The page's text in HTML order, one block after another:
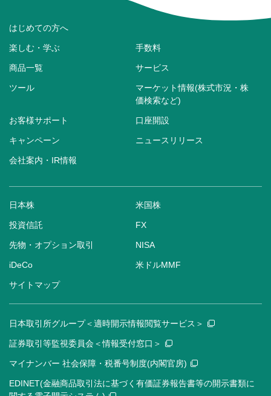
はじめての方へ
楽しむ・学ぶ 手数料
商品一覧 サービス
ツール
マーケット情報(株式市況・株
価検索など)
お客様サポート 口座開設
キャンペーン ニュースリリース
会社案内・IR情報
日本株 米国株
投資信託 FX
先物・オプション取引 NISA
iDeCo 米ドルMMF
サイトマップ
日本取引所グループ＜適時開示情報閲覧サービス＞
証券取引等監視委員会＜情報受付窓口＞
マイナンバー 社会保障・税番号制度(内閣官房)
EDINET(金融商品取引法に基づく有価証券報告書等の開示書類に